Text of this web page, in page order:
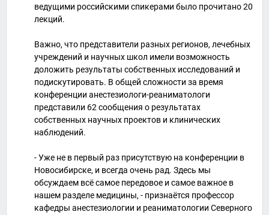
ведущими российскими спикерами было прочитано 20
лекций.
Важно, что представители разных регионов, лечебных
учреждений и научных школ имели возможность
доложить результаты собственных исследований и
подискутировать. В общей сложности за время
конференции анестезиологи-реаниматологи
представили 62 сообщения о результатах
собственных научных проектов и клинических
наблюдений.
- Уже не в первый раз присутствую на конференции в
Новосибирске, и всегда очень рад. Здесь мы
обсуждаем всё самое передовое и самое важное в
нашем разделе медицины, - признаётся профессор
кафедры анестезиологии и реаниматологии Северного